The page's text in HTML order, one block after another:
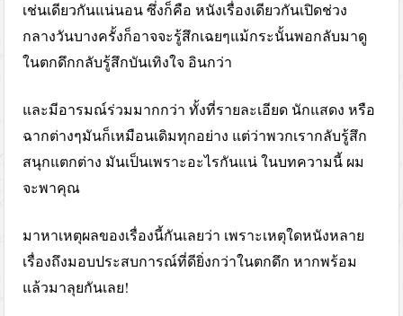
เช่นเดียวกันแน่นอน ซึ่งก็คือ หนังเรื่องเดียวกันเปิดช่วง
กลางวันบางครั้งก็อาจจะรู้สึกเฉยๆแม้กระนั้นพอกลับมาดู
ในตกดึกกลับรู้สึกบันเทิงใจ อินกว่า
และมีอารมณ์ร่วมมากกว่า ทั้งที่รายละเอียด นักแสดง หรือ
ฉากต่างๆมันก็เหมือนเดิมทุกอย่าง แต่ว่าพวกเรากลับรู้สึก
สนุกแตกต่าง มันเป็นเพราะอะไรกันแน่ ในบทความนี้ ผม
จะพาคุณ
มาหาเหตุผลของเรื่องนี้กันเลยว่า เพราะเหตุใดหนังหลาย
เรื่องถึงมอบประสบการณ์ที่ดียิ่งกว่าในตกดึก หากพร้อม
แล้วมาลุยกันเลย!